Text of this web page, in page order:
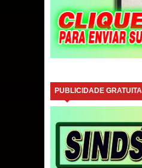
PUBLICIDADE GRATUITA